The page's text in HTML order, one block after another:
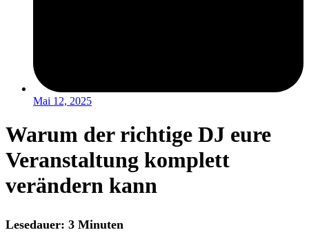
Mai 12, 2025
Warum der richtige DJ eure
Veranstaltung komplett
verändern kann
Lesedauer: 3 Minuten